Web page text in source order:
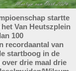
startte
Van Heutszplein
100
recordaantal van
startboog in de
drie maal drie